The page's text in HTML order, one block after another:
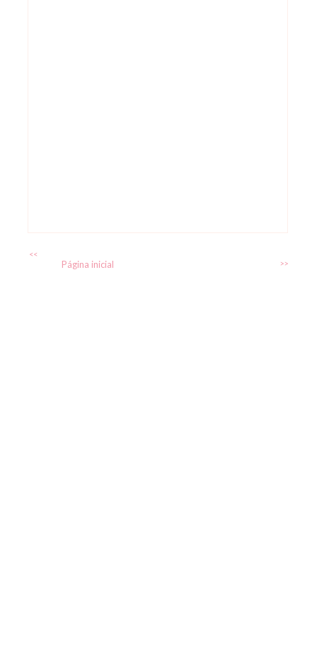
<<
>>
Página inicial